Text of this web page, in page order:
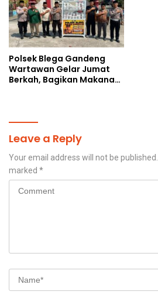
Polsek Blega Gandeng
Wartawan Gelar Jumat
Berkah, Bagikan Makanan
Leave a Reply
Your email address will not be published.
marked *